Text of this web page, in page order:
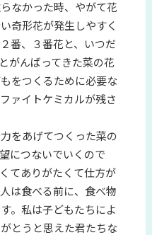
なかった時、やがて花
奇形花が発生しやすく
番、３番花と、いつだ
がんばってきた菜の花
をつくるために必要な
ァイトケミカルが残さ
をあげてつくった菜の
につないでいくので
てありがたくて仕方が
は食べる前に、食べ物
。私は子どもたちによ
とうと思えた君たちな